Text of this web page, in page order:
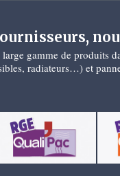
gamme de produits
radiateurs…) et